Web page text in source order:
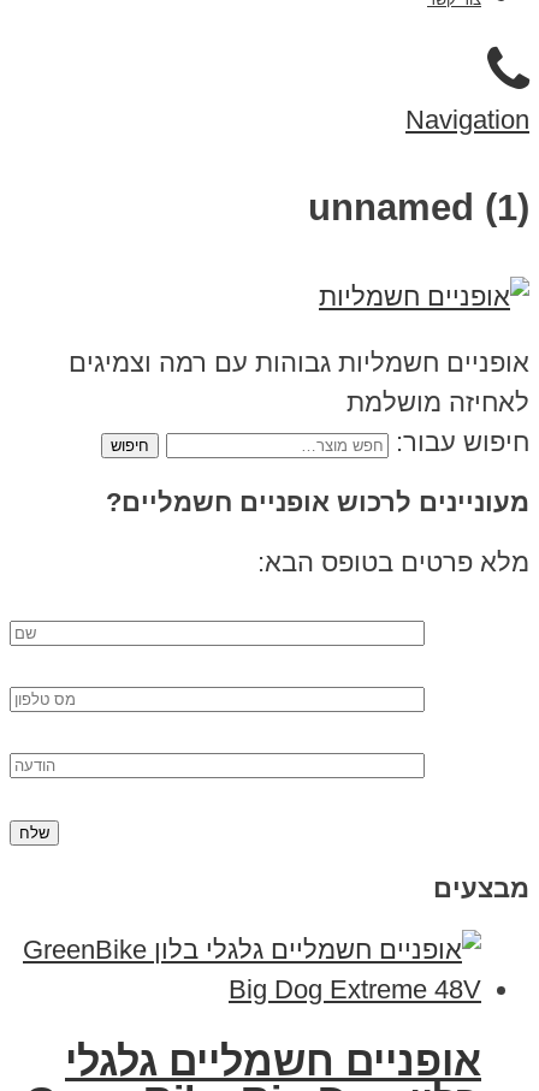
Navigation
unnamed (1)
אופניים חשמליות גבוהות עם רמה וצמיגים
לאחיזה מושלמת
חיפוש עבור:
מעוניינים לרכוש אופניים חשמליים?
מלא פרטים בטופס הבא:
מבצעים
אופניים חשמליים גלגלי